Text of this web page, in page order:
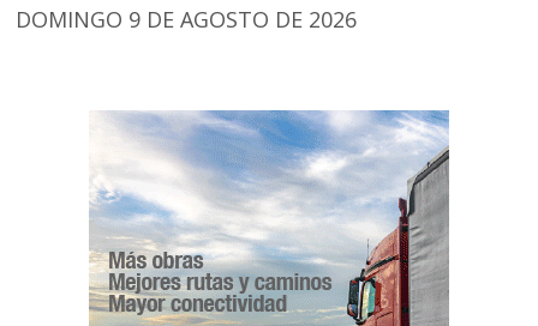
DOMINGO 9 DE AGOSTO DE 2026